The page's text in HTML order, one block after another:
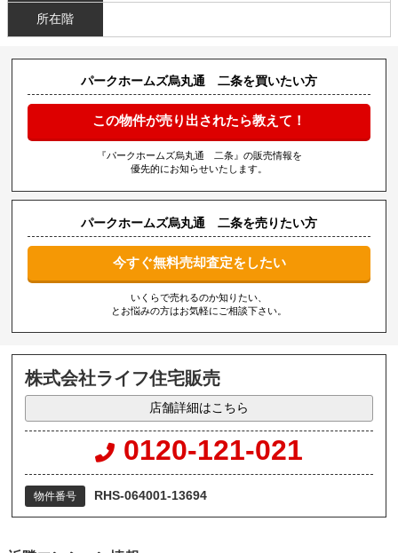
所在階
パークホームズ烏丸通 二条を買いたい方
この物件が売り出されたら教えて！
『パークホームズ烏丸通 二条』の販売情報を
優先的にお知らせいたします。
パークホームズ烏丸通 二条を売りたい方
今すぐ無料売却査定をしたい
いくらで売れるのか知りたい、
とお悩みの方はお気軽にご相談下さい。
株式会社ライフ住宅販売
店舗詳細はこちら
0120-121-021
物件番号 RHS-064001-13694